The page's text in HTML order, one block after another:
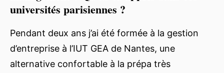
universités parisiennes ?
Pendant deux ans j’ai été formée à la gestion
d’entreprise à l’IUT GEA de Nantes, une
alternative confortable à la prépa très